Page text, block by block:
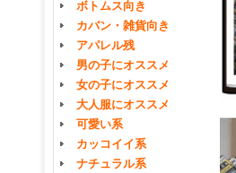
ボトムス向き
カバン・雑貨向き
アパレル残
男の子にオススメ
女の子にオススメ
大人服にオススメ
可愛い系
カッコイイ系
ナチュラル系